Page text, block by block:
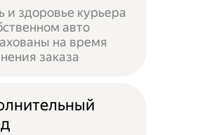
и здоровье курьера
авто
на время
заказа